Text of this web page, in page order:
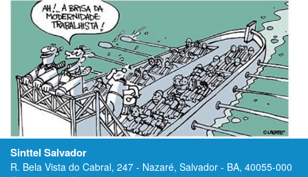
Sinttel Salvador
R. Bela Vista do Cabral, 247 - Nazaré, Salvador - BA, 40055-000
E-mail: sinttel@sinttelba.com.br
Tel:(71) 3218-9456